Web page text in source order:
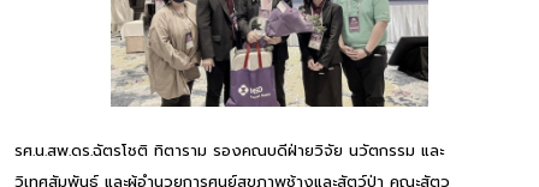
รศ.น.สพ.ดร.ฉัตรโชติ ทิตาราม รองคณบดีฝ่ายวิจัย นวัตกรรม และ
วิเทศสัมพันธ์ และผู้อำนวยการศูนย์สุขภาพช้างและสัตว์ป่า คณะสัตว